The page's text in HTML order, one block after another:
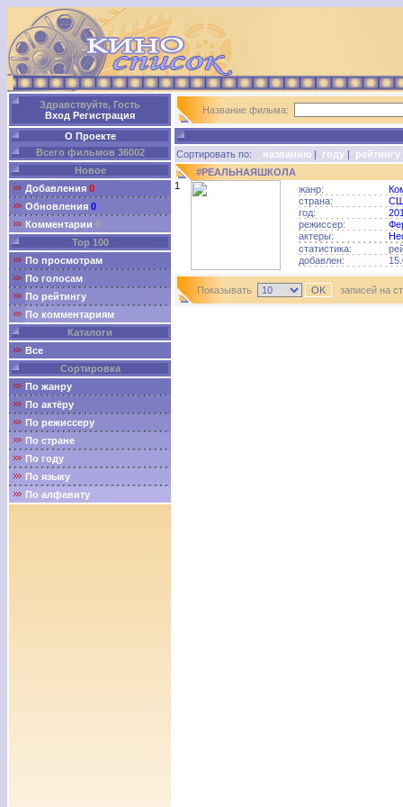
Здравствуйте, Гость
Вход Регистрация
О Проекте
Всего фильмов 36002
Новое
Добавления 0
Обновления 0
Комментарии 0
Top 100
По просмотрам
По голосам
По рейтингу
По комментариям
Каталоги
Все
Сортировка
По жанру
По актёру
По режиссеру
По стране
По году
По языку
По алфавиту
Название фильма:
Сортировать по: названию | году | рейтингу
#РЕАЛЬНАЯШКОЛА
1
жанр:
страна:
год:
режиссер:
актеры:
статистика:
добавлен:
Показывать записей на